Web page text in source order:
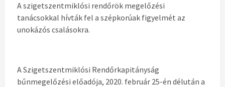
A szigetszentmiklósi rendőrök megelőzési
tanácsokkal hívták fel a szépkorúak figyelmét az
unokázós csalásokra.
A Szigetszentmiklósi Rendőrkapitányság
bűnmegelőzési előadója, 2020. február 25-én délután a